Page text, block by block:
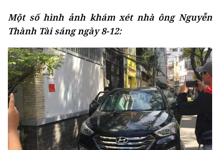
Một số hình ảnh khám xét nhà ông Nguyễn
Thành Tài sáng ngày 8-12: